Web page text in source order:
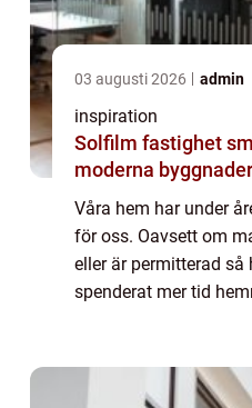
03 augusti 2026 admin
inspiration
Solfilm fastighet smartare solskydd för
moderna byggnader
Våra hem har under
för oss. Oavsett om
eller är permitterad så
spenderat mer tid